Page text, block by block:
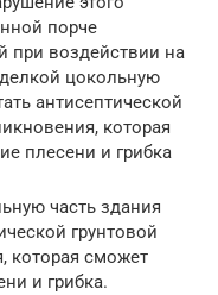
порче
при воздействии на
цокольную
антисептической
которая
плесени и грибка
часть здания
грунтовой
которая сможет
и грибка.